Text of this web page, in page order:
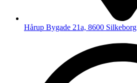
Hårup Bygade 21a, 8600 Silkeborg